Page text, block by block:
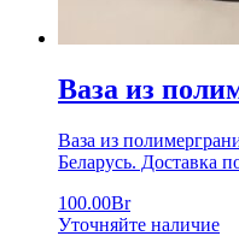
Ваза из
Ваза из
Беларусь. Доставка
100.00Br
Уточняйте наличие